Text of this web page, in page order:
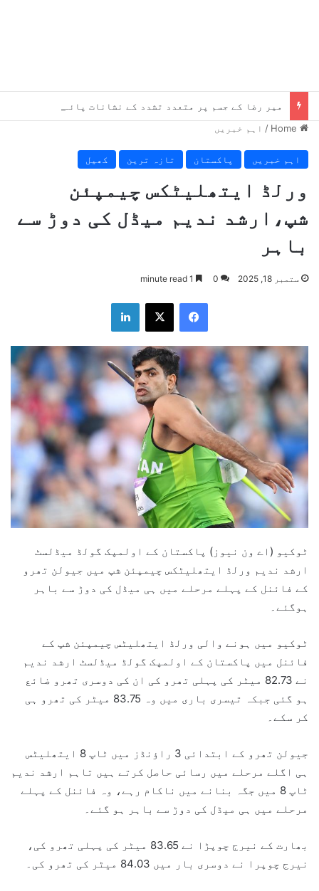
/ اہم خبریں
اہم خبریں پاکستان تازہ ترین کھیل
ورلڈ ایتھلیٹکس چیمپئن
شپ،ارشد ندیم میڈل کی دوڑ سے
باہر
ستمبر 18, 2025 0
ٹوکیو (اے ون نیوز) پاکستان کے اولمپک گولڈ میڈلسٹ
ارشد ندیم ورلڈ ایتھلیٹکس چیمپئن شپ میں جیولن تھرو
کے فائنل کے پہلے مرحلے میں ہی میڈل کی دوڑ سے باہر
ہوگئے۔
ٹوکیو میں ہونے والی ورلڈ ایتھلیٹس چیمپئن شپ کے
فائنل میں پاکستان کے اولمپک گولڈ میڈلسٹ ارشد ندیم
نے 82.73 میٹر کی پہلی تھرو کی ان کی دوسری تھرو ضائع
ہو گئی جبکہ تیسری باری میں وہ 83.75 میٹر کی تھرو ہی
کر سکے۔
جیولن تھرو کے ابتدائی 3 راؤنڈز میں ٹاپ 8 ایتھلیٹس
ہی اگلے مرحلے میں رسائی حاصل کرتے ہیں تاہم ارشد ندیم
ٹاپ 8 میں جگہ بنانے میں ناکام رہے، وہ فائنل کے پہلے
مرحلے میں ہی میڈل کی دوڑ سے باہر ہو گئے۔
بھارت کے نیرج چوپڑا نے 83.65 میٹر کی پہلی تھرو کی،
نیرج چوپرا نے دوسری بار میں 84.03 میٹر کی تھرو کی۔